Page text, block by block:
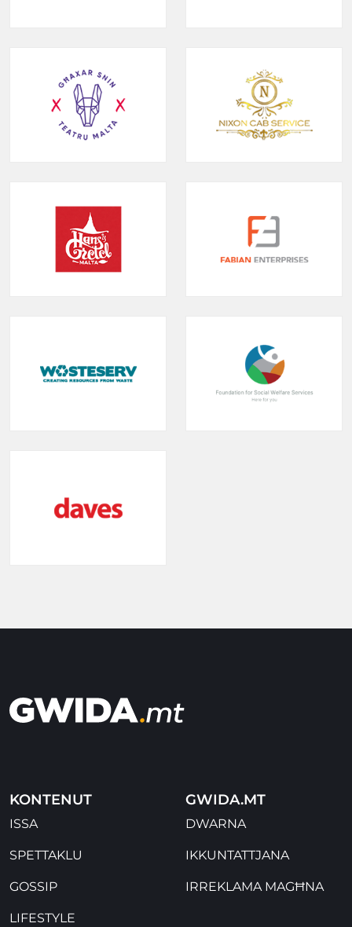
KONTENUT
ISSA
SPETTAKLU
GOSSIP
LIFESTYLE
GWIDA.MT
DWARNA
IKKUNTATTJANA
IRREKLAMA MAGĦNA